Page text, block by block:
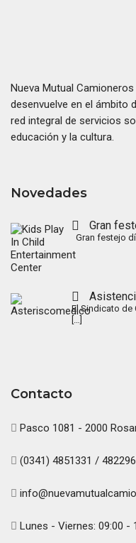
Nueva Mutual
desenvuelve en el ámbito
red integral de servicios
educación y la cultura.
Novedades
Gran
Gran festejo
El Sindicato de
[…]
Contacto
Pasco 1081 - 2000
(0341) 4851331 /
Lunes - Viernes: 09:00 -